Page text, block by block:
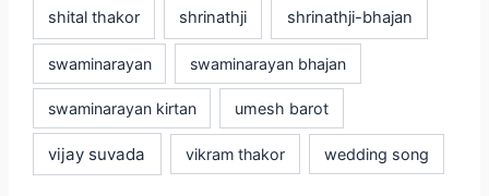
shital thakor shrinathji shrinathji-bhajan
swaminarayan swaminarayan bhajan
swaminarayan kirtan umesh barot
vijay suvada vikram thakor wedding song